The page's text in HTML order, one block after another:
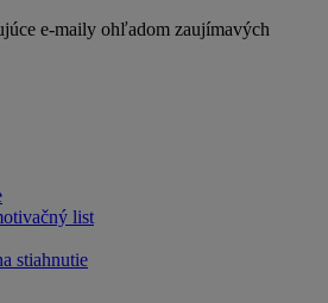
e-maily ohľadom zaujímavých
list
stiahnutie